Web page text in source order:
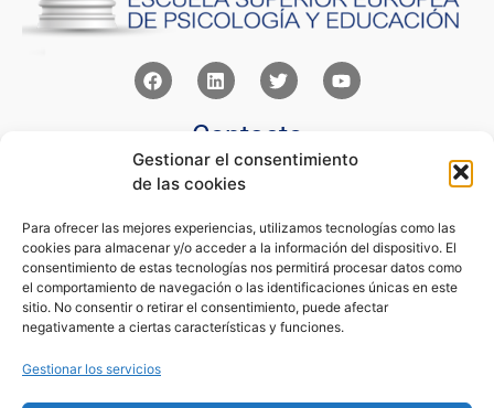
Gestionar el consentimiento
de las cookies
Para ofrecer las mejores experiencias, utilizamos tecnologías como las
cookies para almacenar y/o acceder a la información del dispositivo. El
consentimiento de estas tecnologías nos permitirá procesar datos como
el comportamiento de navegación o las identificaciones únicas en este
sitio. No consentir o retirar el consentimiento, puede afectar
negativamente a ciertas características y funciones.
Gestionar los servicios
Contacto
Av Juan XXIII 15b Pozuelo de Alarcón – Madrid
+34 91 352 77 28
Links
Norlan Digital Marketing Para Psicólogos
Psicólogos Pozuelo
Psicología Para Tod@s